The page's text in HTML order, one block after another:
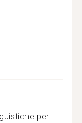
per